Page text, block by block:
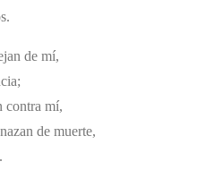
de mí,
contra mí,
de muerte,